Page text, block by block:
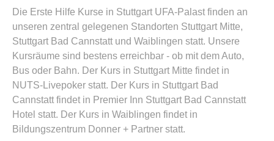
Die Erste Hilfe Kurse in Stuttgart UFA-Palast finden an
unseren zentral gelegenen Standorten Stuttgart Mitte,
Stuttgart Bad Cannstatt und Waiblingen statt. Unsere
Kursräume sind bestens erreichbar - ob mit dem Auto,
Bus oder Bahn. Der Kurs in Stuttgart Mitte findet in
NUTS-Livepoker statt. Der Kurs in Stuttgart Bad
Cannstatt findet in Premier Inn Stuttgart Bad Cannstatt
Hotel statt. Der Kurs in Waiblingen findet in
Bildungszentrum Donner + Partner statt.